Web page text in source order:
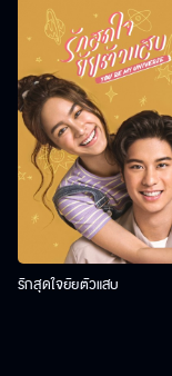
รักสุดใจยัยตัวแสบ